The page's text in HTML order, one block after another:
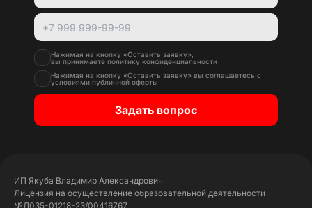
Нажимая на кнопку «Оставить заявку»,
вы принимаете политику конфиденциальности
Нажимая на кнопку «Оставить заявку» вы соглашаетесь с
условиями публичной оферты
Задать вопрос
ИП Якуба Владимир Александрович
Лицензия на осуществление образовательной деятельности
№Л035-01218-23/00416767